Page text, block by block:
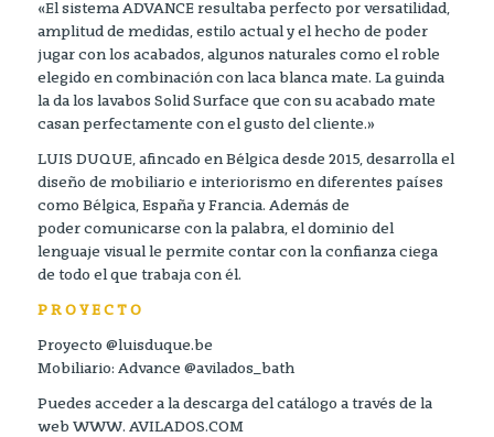
«El sistema ADVANCE resultaba perfecto por versatilidad,
amplitud de medidas, estilo actual y el hecho de poder
jugar con los acabados, algunos naturales como el roble
elegido en combinación con laca blanca mate. La guinda
la da los lavabos Solid Surface que con su acabado mate
casan perfectamente con el gusto del cliente.»
LUIS DUQUE, afincado en Bélgica desde 2015, desarrolla el
diseño de mobiliario e interiorismo en diferentes países
como Bélgica, España y Francia. Además de
poder comunicarse con la palabra, el dominio del
lenguaje visual le permite contar con la confianza ciega
de todo el que trabaja con él.
P R O Y E C T O
Proyecto @luisduque.be
Mobiliario: Advance @avilados_bath
Puedes acceder a la descarga del catálogo a través de la
web WWW. AVILADOS.COM